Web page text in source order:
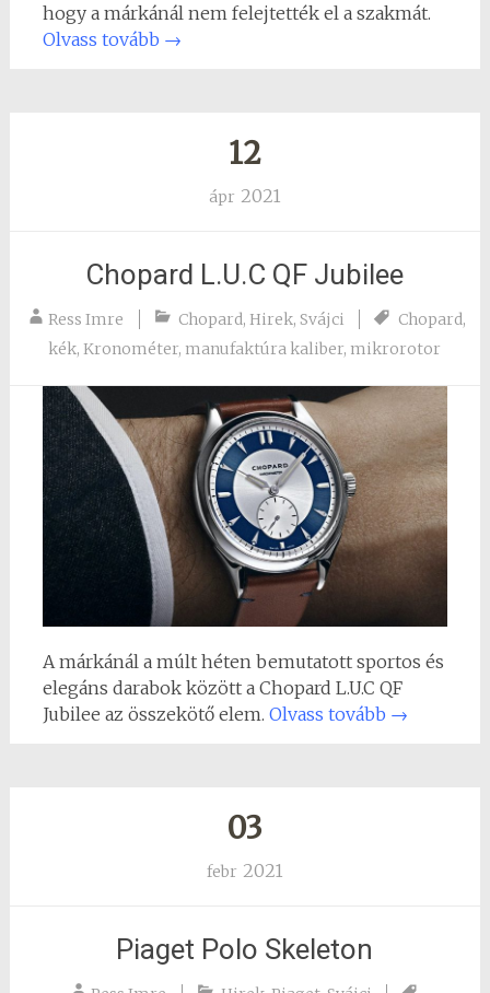
hogy a márkánál nem felejtették el a szakmát.
Olvass tovább →
12
ápr 2021
Chopard L.U.C QF Jubilee
Ress Imre Chopard, Hirek, Svájci Chopard,
kék,Kronométer, manufaktúra kaliber, mikrorotor
A márkánál a múlt héten bemutatott sportos és
elegáns darabok között a Chopard L.U.C QF
Jubilee az összekötő elem. Olvass tovább →
03
febr 2021
Piaget Polo Skeleton